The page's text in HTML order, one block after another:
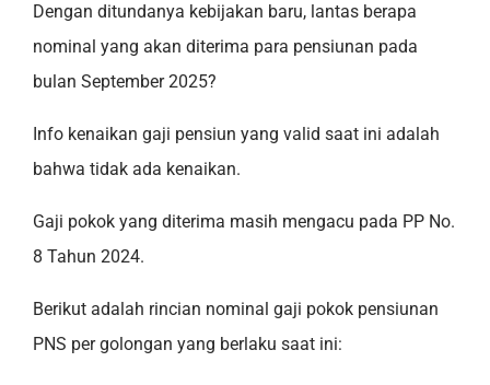
Dengan ditundanya kebijakan baru, lantas berapa
nominal yang akan diterima para pensiunan pada
bulan September 2025?
Info kenaikan gaji pensiun yang valid saat ini adalah
bahwa tidak ada kenaikan.
Gaji pokok yang diterima masih mengacu pada PP No.
8 Tahun 2024.
Berikut adalah rincian nominal gaji pokok pensiunan
PNS per golongan yang berlaku saat ini: